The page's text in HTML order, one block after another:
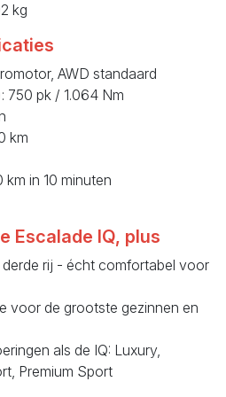
kg
AWD standaard
750 pk / 1.064 Nm
km
in 10 minuten
Escalade IQ, plus
derde rij - écht comfortabel voor
voor de grootste gezinnen en
als de IQ: Luxury,
Premium Sport